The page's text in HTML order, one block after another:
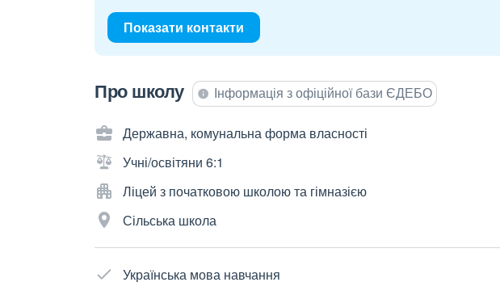
Показати контакти
Про школу Інформація з офіційної бази ЄДЕБО
Державна, комунальна форма власності
Учні/освітяни 6:1
Ліцей з початковою школою та гімназією
Сільська школа
Українська мова навчання